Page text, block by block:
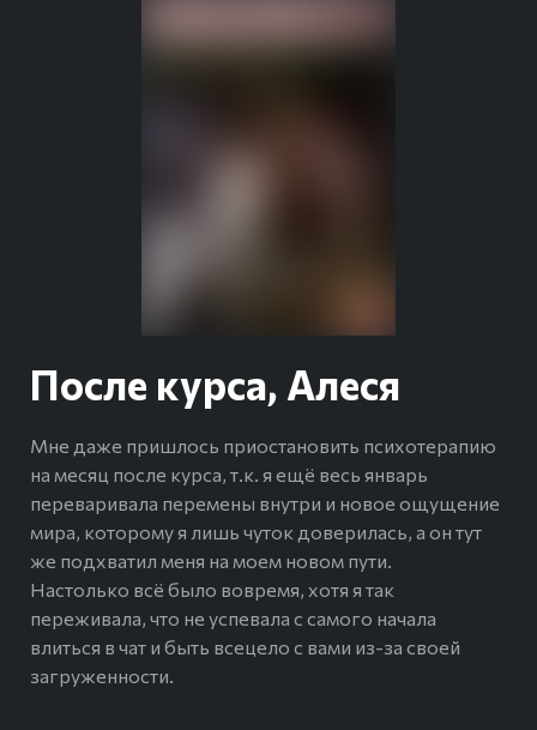
После курса, Алеся
Мне даже пришлось приостановить психотерапию
на месяц после курса, т.к. я ещё весь январь
переваривала перемены внутри и новое ощущение
мира, которому я лишь чуток доверилась, а он тут
же подхватил меня на моем новом пути.
Настолько всё было вовремя, хотя я так
переживала, что не успевала с самого начала
влиться в чат и быть всецело с вами из-за своей
загруженности.